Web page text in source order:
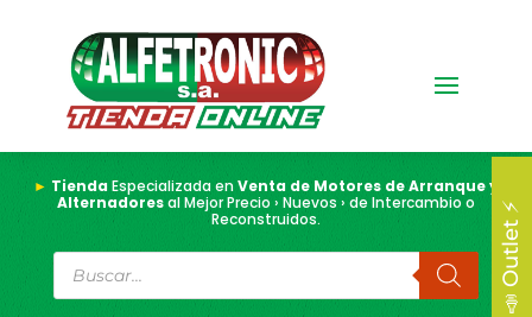
► TiendaEspecializada enVenta de Motores de Arranque y
Alternadoresal Mejor Precio › Nuevos › de Intercambio o
Reconstruidos.
Búsqueda
de
productos
📣 Outlet ⚡